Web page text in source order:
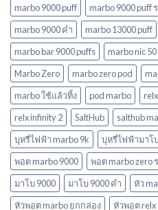
ล่าสุด
ในปี
2568
marbo 9000 puff
marbo 9000 puff
marbo 9000 คํา
marbo 13000 puff
marbo bar 9000 puffs
marbo nic 50
Marbo Zero
marbo zero pod
marbo ใช้แล้วทิ้ง
pod marbo relx
relx infinity 2
SaltHub salthub
บุหรี่ไฟฟ้า marbo 9k
บุหรี่ไฟฟ้ามาโ
พอต marbo 9000
พอต marbo zero
มาโบ 9000
มาโบ 9000 คํา หัว
หัวพอต marbo ยกกล่อง
หัวพอต relx